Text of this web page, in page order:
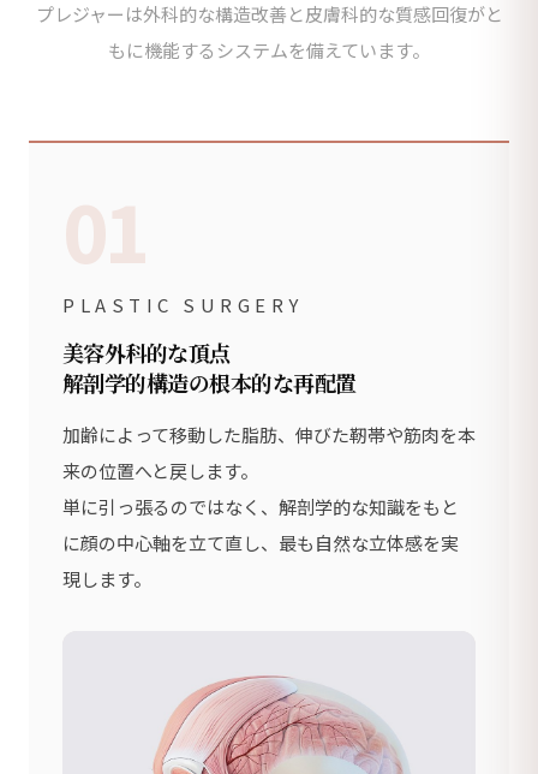
プレジャーは外科的な構造改善と皮膚科的な質感回復がと
もに機能するシステムを備えています。
01
PLASTIC SURGERY
美容外科的な頂点
解剖学的構造の根本的な再配置
加齢によって移動した脂肪、伸びた靭帯や筋肉を本
来の位置へと戻します。
単に引っ張るのではなく、解剖学的な知識をもと
に顔の中心軸を立て直し、最も自然な立体感を実
現します。